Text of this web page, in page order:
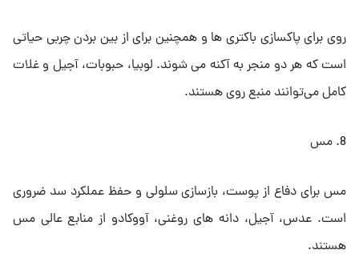
روی برای پاکسازی باکتری ها و همچنین برای از بین بردن چربی حیاتی
است که هر دو منجر به آکنه می شوند. لوبیا، حبوبات، آجیل و غلات
کامل می‌توانند منبع روی هستند.
8. مس
مس برای دفاع از پوست، بازسازی سلولی و حفظ عملکرد سد ضروری
است. عدس، آجیل، دانه های روغنی، آووکادو از منابع عالی مس
هستند.